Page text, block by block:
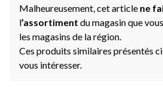
Malheureusement, cet article ne
l’assortiment du magasin que
les magasins de la région.
Ces produits similaires présentés
vous intéresser.